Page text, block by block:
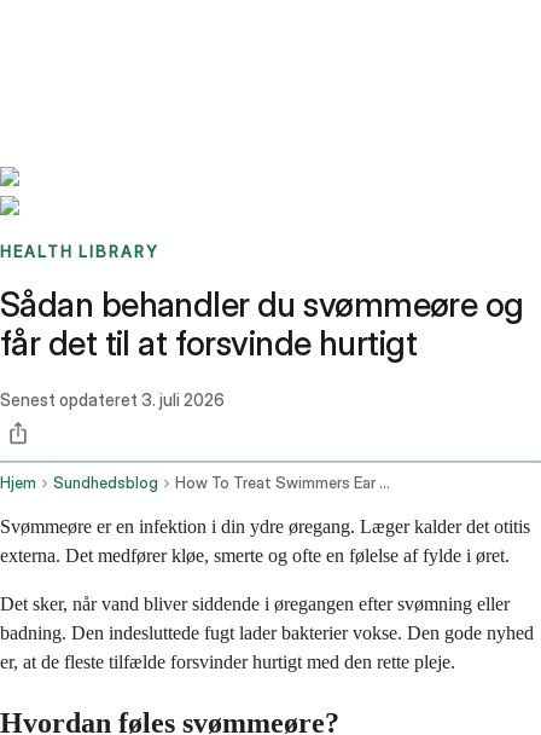
HEALTH LIBRARY
Sådan behandler du svømmeøre og
får det til at forsvinde hurtigt
Senest opdateret 3. juli 2026
Hjem Sundhedsblog How To Treat Swimmers Ear And Clear It Up Fast
Svømmeøre er en infektion i din ydre øregang. Læger kalder det otitis
externa. Det medfører kløe, smerte og ofte en følelse af fylde i øret.
Det sker, når vand bliver siddende i øregangen efter svømning eller
badning. Den indesluttede fugt lader bakterier vokse. Den gode nyhed
er, at de fleste tilfælde forsvinder hurtigt med den rette pleje.
Hvordan føles svømmeøre?